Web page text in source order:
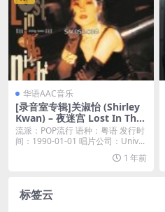
华语AAC音乐
[录音室专辑]关淑怡 (Shirley
Kwan) – 夜迷宫 Lost In The
Night (1990) [iTunes Plus M
4A]
流派：POP流行 语种：粤语 发行时
间：1990-01-01 唱片公司：Univ...
1 年前
标签云